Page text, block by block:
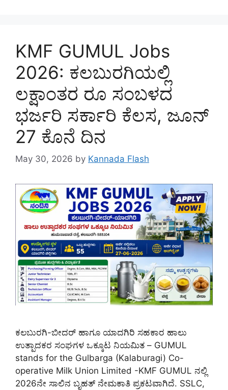
KMF GUMUL Jobs
2026: ಕಲಬುರಗಿಯಲ್ಲಿ
ಲಕ್ಷಾಂತರ ರೂ ಸಂಬಳದ
ಭರ್ಜರಿ ಸರ್ಕಾರಿ ಕೆಲಸ, ಜೂನ್‌
27 ಕೊನೆ ದಿನ
May 30, 2026 by Kannada Flash
ಕಲಬುರಗಿ-ಬೀದರ್ ಹಾಗೂ ಯಾದಗಿರಿ ಸಹಕಾರ ಹಾಲು
ಉತ್ಪಾದಕರ ಸಂಘಗಳ ಒಕ್ಕೂಟ ನಿಯಮಿತ – GUMUL
stands for the Gulbarga (Kalaburagi) Co-
operative Milk Union Limited -KMF GUMUL ನಲ್ಲಿ
2026ನೇ ಸಾಲಿನ ಬೃಹತ್ ನೇಮಕಾತಿ ಪ್ರಕಟವಾಗಿದೆ. SSLC,